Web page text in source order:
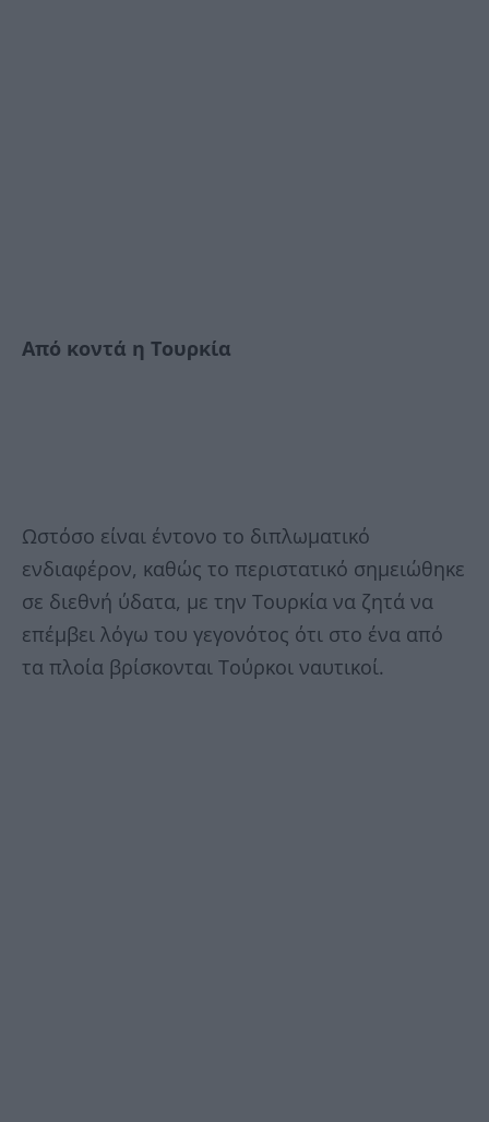
Από κοντά η Τουρκία
Ωστόσο είναι έντονο το διπλωματικό
ενδιαφέρον, καθώς το περιστατικό σημειώθηκε
σε διεθνή ύδατα, με την Τουρκία να ζητά να
επέμβει λόγω του γεγονότος ότι στο ένα από
τα πλοία βρίσκονται Τούρκοι ναυτικοί.